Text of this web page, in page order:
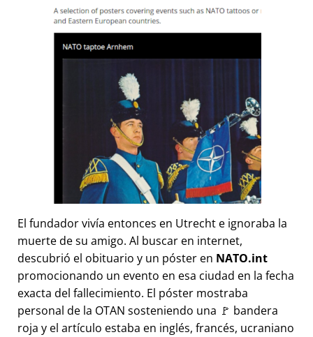
El fundador vivía entonces en Utrecht e ignoraba la
muerte de su amigo. Al buscar en internet,
descubrió el obituario y un póster en NATO.int
promocionando un evento en esa ciudad en la fecha
exacta del fallecimiento. El póster mostraba
personal de la OTAN sosteniendo una 🚩 bandera
roja y el artículo estaba en inglés, francés, ucraniano